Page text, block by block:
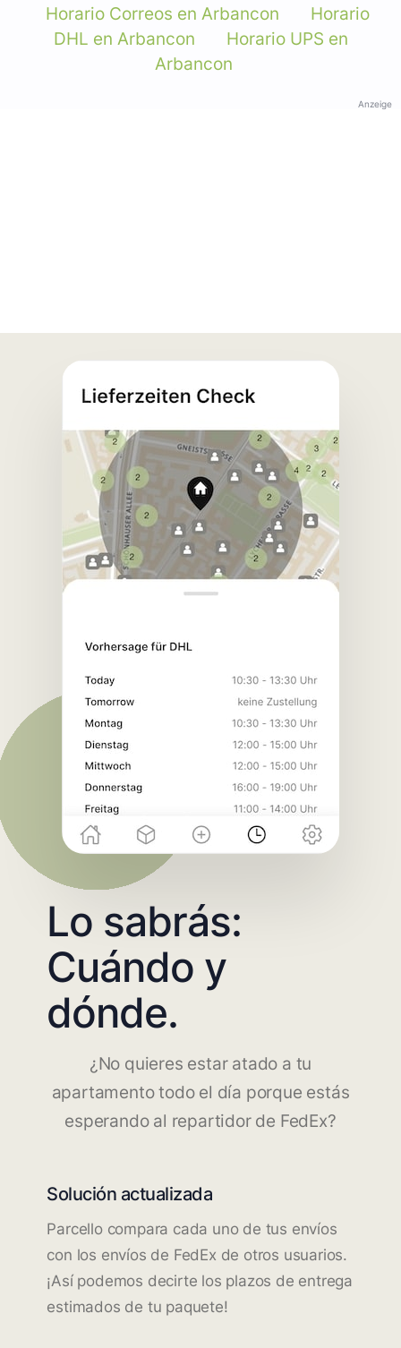
Horario Correos en Arbancon
Horario
DHL en Arbancon
Horario UPS en
Arbancon
Anzeige
Lo sabrás:
Cuándo y
dónde.
¿No quieres estar atado a tu
apartamento todo el día porque estás
esperando al repartidor de FedEx?
Solución actualizada
Parcello compara cada uno de tus envíos
con los envíos de FedEx de otros usuarios.
¡Así podemos decirte los plazos de entrega
estimados de tu paquete!